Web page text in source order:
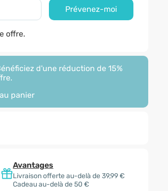
Prévenez-moi
offre.
d'une réduction de 15%
au panier
Avantages
Livraison offerte au-delà de 39,99 €
Cadeau au-delà de 50 €